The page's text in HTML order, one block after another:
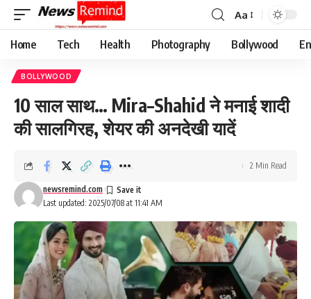
Font
Resizer
Aa
Home Tech Health Photography Bollywood
BOLLYWOOD
10 साल साथ… Mira–Shahid ने मनाई शादी
की सालगिरह, शेयर की अनदेखी यादें
Last updated: 2025/07/08 at 11:41 AM
newsremind.com
2 Min Read